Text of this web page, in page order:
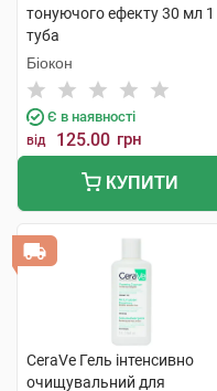
тонуючого ефекту 30 мл 1
туба
Біокон
Є в наявності
від 125.00 грн
КУПИТИ
CeraVe Гель інтенсивно
очищувальний для